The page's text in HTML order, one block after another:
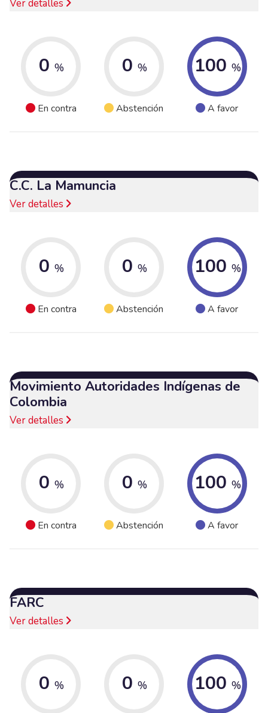
Ver detalles
0 %
En contra
0 %
Abstención
100 %
A favor
C.C. La Mamuncia
Ver detalles
0 %
En contra
0 %
Abstención
100 %
A favor
Movimiento Autoridades Indígenas de
Colombia
Ver detalles
0 %
En contra
0 %
Abstención
100 %
A favor
FARC
Ver detalles
0 % 0 % 100 %